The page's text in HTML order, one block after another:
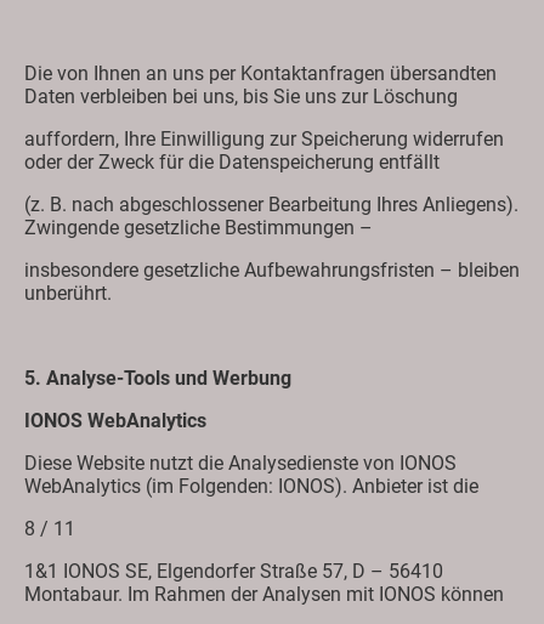
Die von Ihnen an uns per Kontaktanfragen übersandten
Daten verbleiben bei uns, bis Sie uns zur Löschung
auffordern, Ihre Einwilligung zur Speicherung widerrufen
oder der Zweck für die Datenspeicherung entfällt
(z. B. nach abgeschlossener Bearbeitung Ihres Anliegens).
Zwingende gesetzliche Bestimmungen –
insbesondere gesetzliche Aufbewahrungsfristen – bleiben
unberührt.
5. Analyse-Tools und Werbung
IONOS WebAnalytics
Diese Website nutzt die Analysedienste von IONOS
WebAnalytics (im Folgenden: IONOS). Anbieter ist die
8 / 11
1&1 IONOS SE, Elgendorfer Straße 57, D – 56410
Montabaur. Im Rahmen der Analysen mit IONOS können